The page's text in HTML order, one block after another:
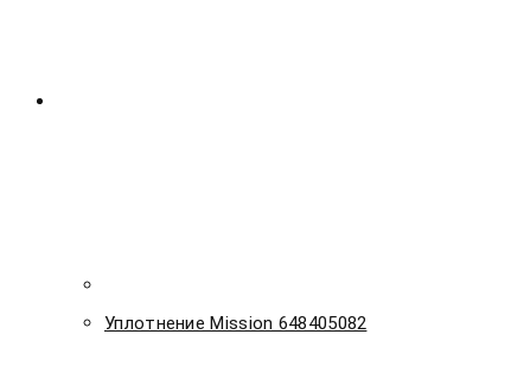
Уплотнение Mission 648405082